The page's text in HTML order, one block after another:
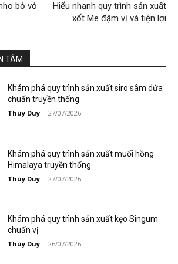
bỏ vỏ
Hiểu nhanh quy trình sản xuất
xốt Me đậm vị và tiện lợi
TÂM
Khám phá quy trình sản xuất siro sâm dứa
chuẩn truyền thống
Thúy Duy - 27/07/2026
Khám phá quy trình sản xuất muối hồng
Himalaya truyền thống
Thúy Duy - 27/07/2026
Khám phá quy trình sản xuất kẹo Singum
chuẩn vị
Thúy Duy - 26/07/2026